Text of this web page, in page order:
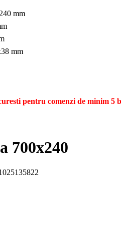
mm
mm
pentru comenzi de minim 5
700x240